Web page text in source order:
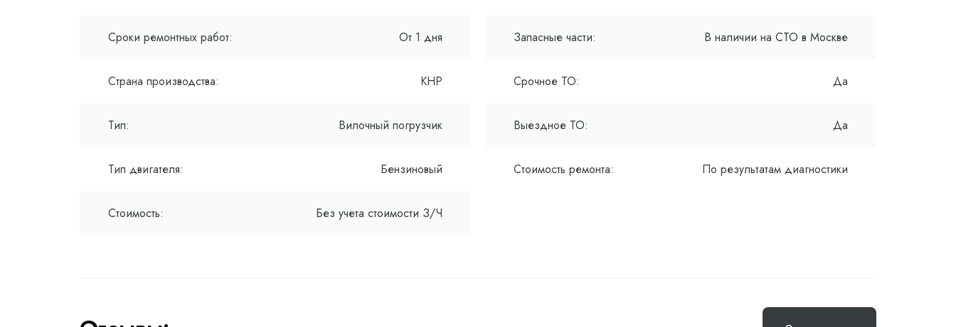
Сроки ремонтных работ: От 1 дня
Страна производства: КНР
Тип: Вилочный погрузчик
Тип двигателя: Бензиновый
Стоимость: Без учета стоимости З/Ч
Запасные части: В наличии на СТО в Москве
Срочное ТО: Да
Выездное ТО: Да
Стоимость ремонта: По результатам диагностики